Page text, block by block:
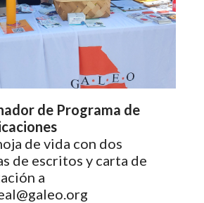
de Programa de
de vida con dos
de escritos y carta de
a